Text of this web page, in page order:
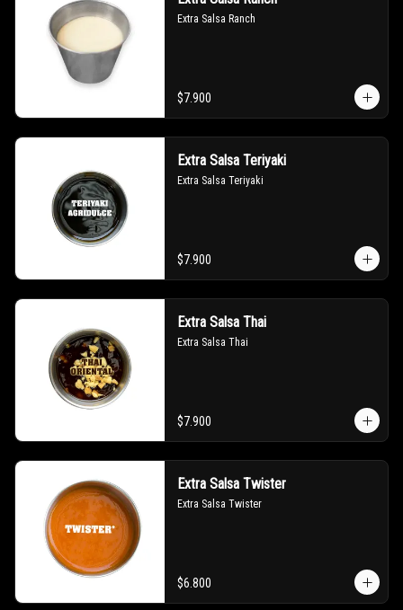
Extra Salsa Ranch
$7.900
Extra Salsa Teriyaki
Extra Salsa Teriyaki
$7.900
Extra Salsa Thai
Extra Salsa Thai
$7.900
Extra Salsa Twister
Extra Salsa Twister
$6.800